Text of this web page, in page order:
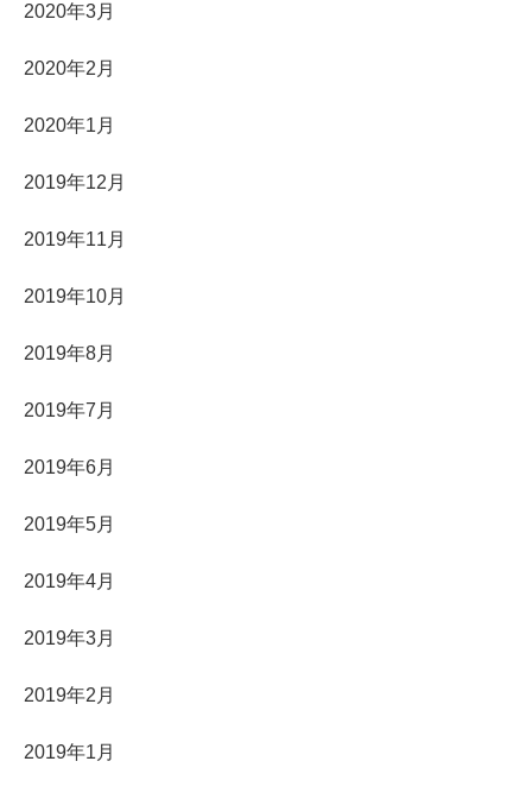
2020年3月
2020年2月
2020年1月
2019年12月
2019年11月
2019年10月
2019年8月
2019年7月
2019年6月
2019年5月
2019年4月
2019年3月
2019年2月
2019年1月